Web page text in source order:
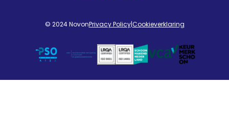
© 2024 NovonPrivacy Policy|Cookieverklaring